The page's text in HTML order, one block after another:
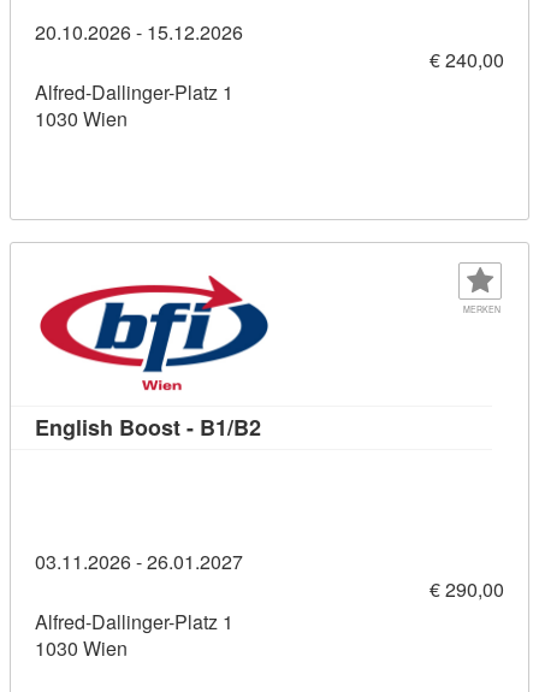
20.10.2026 - 15.12.2026
€ 240,00
Alfred-Dallinger-Platz 1
1030 Wien
MERKEN
English Boost - B1/B2Kursdetail: English Boost -
03.11.2026 - 26.01.2027
€ 290,00
Alfred-Dallinger-Platz 1
1030 Wien